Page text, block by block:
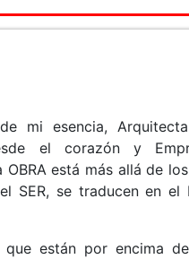
mi esencia,
el corazón y
está más allá de
SER, se traducen en el
que están por encima